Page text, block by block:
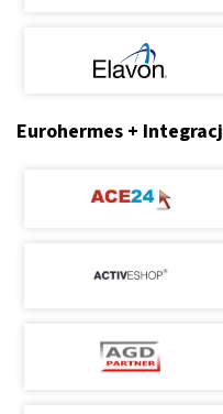
Eurohermes +